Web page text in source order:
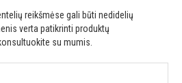
reikšmėse gali būti nedidelių
verta patikrinti produktų
su mumis.